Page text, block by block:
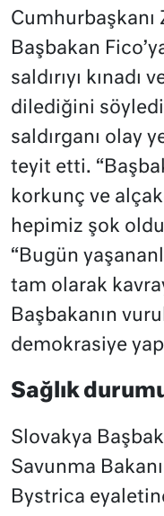
Cumhurbaşkanı
Başbakan
saldırıyı
dilediğini
saldırganı olay
teyit etti.
korkunç ve
hepimiz şok
“Bugün
tam olarak
Başbakanın
demokrasiye
Sağlık
Slovakya
Savunma
Bystrica